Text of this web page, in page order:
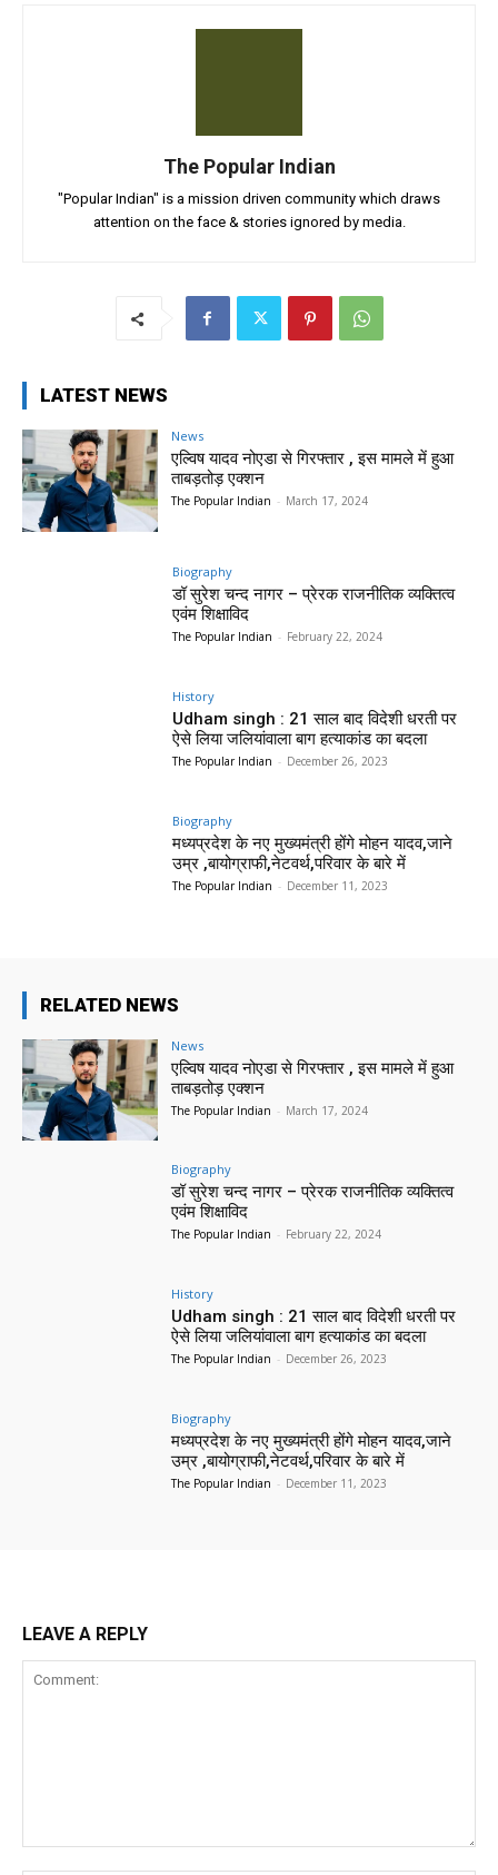
The Popular Indian
"Popular Indian" is a mission driven community which draws
attention on the face & stories ignored by media.
LATEST NEWS
News
एल्विष यादव नोएडा से गिरफ्तार , इस मामले में हुआ
ताबड़तोड़ एक्शन
The Popular Indian - March 17, 2024
Biography
डॉ सुरेश चन्द नागर – प्रेरक राजनीतिक व्यक्तित्व
एवंम शिक्षाविद
The Popular Indian - February 22, 2024
History
Udham singh : 21 साल बाद विदेशी धरती पर
ऐसे लिया जलियांवाला बाग हत्याकांड का बदला
The Popular Indian - December 26, 2023
Biography
मध्यप्रदेश के नए मुख्यमंत्री होंगे मोहन यादव,जाने
उम्र ,बायोग्राफी,नेटवर्थ,परिवार के बारे में
The Popular Indian - December 11, 2023
RELATED NEWS
News
एल्विष यादव नोएडा से गिरफ्तार , इस मामले में हुआ
ताबड़तोड़ एक्शन
The Popular Indian - March 17, 2024
Biography
डॉ सुरेश चन्द नागर – प्रेरक राजनीतिक व्यक्तित्व
एवंम शिक्षाविद
The Popular Indian - February 22, 2024
History
Udham singh : 21 साल बाद विदेशी धरती पर
ऐसे लिया जलियांवाला बाग हत्याकांड का बदला
The Popular Indian - December 26, 2023
Biography
मध्यप्रदेश के नए मुख्यमंत्री होंगे मोहन यादव,जाने
उम्र ,बायोग्राफी,नेटवर्थ,परिवार के बारे में
The Popular Indian - December 11, 2023
LEAVE A REPLY